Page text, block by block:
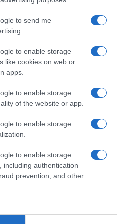
to send me
to enable storage
like cookies on web or
apps.
to enable storage
of the website or app.
to enable storage
to enable storage
including authentication
prevention, and other